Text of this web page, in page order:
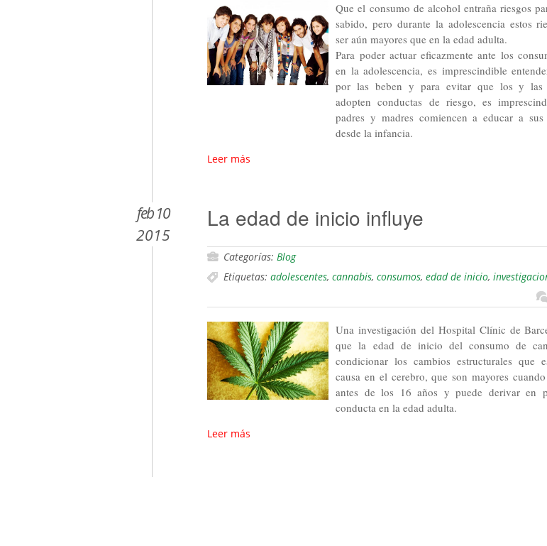
Que el consumo de alcohol entraña riesgos
sabido, pero durante la adolescencia estos
ser aún mayores que en la edad adulta.
Para poder actuar eficazmente ante los
en la adolescencia, es imprescindible
por las beben y para evitar que los y las
adopten conductas de riesgo, es
padres y madres comiencen a educar a
desde la infancia.
Leer más
feb 10
2015
La edad de inicio influye
Categorías: Blog
Etiquetas: adolescentes, cannabis, consumos, edad de inicio,
Una investigación del Hospital Clínic de
que la edad de inicio del consumo de
condicionar los cambios estructurales que
causa en el cerebro, que son mayores
antes de los 16 años y puede derivar en
conducta en la edad adulta.
Leer más